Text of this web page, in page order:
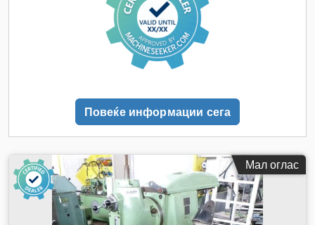
Повеќе информации сега
Мал оглас